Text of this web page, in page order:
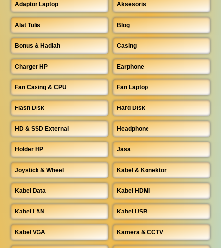
Adaptor Laptop Aksesoris
Alat Tulis Blog
Bonus & Hadiah Casing
Charger HP Earphone
Fan Casing & CPU Fan Laptop
Flash Disk Hard Disk
HD & SSD External Headphone
Holder HP Jasa
Joystick & Wheel Kabel & Konektor
Kabel Data Kabel HDMI
Kabel LAN Kabel USB
Kabel VGA Kamera & CCTV